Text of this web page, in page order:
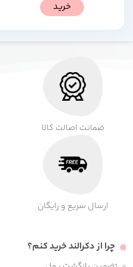
خرید
ضمانت اصالت کالا
ارسال سریع و رایگان
چرا از دکرالند خرید کنم؟